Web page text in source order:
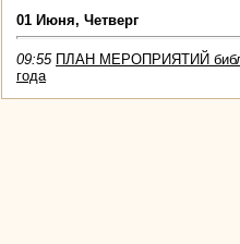
01 Июня, Четверг
09:55 ПЛАН МЕРОПРИЯТИЙ
года